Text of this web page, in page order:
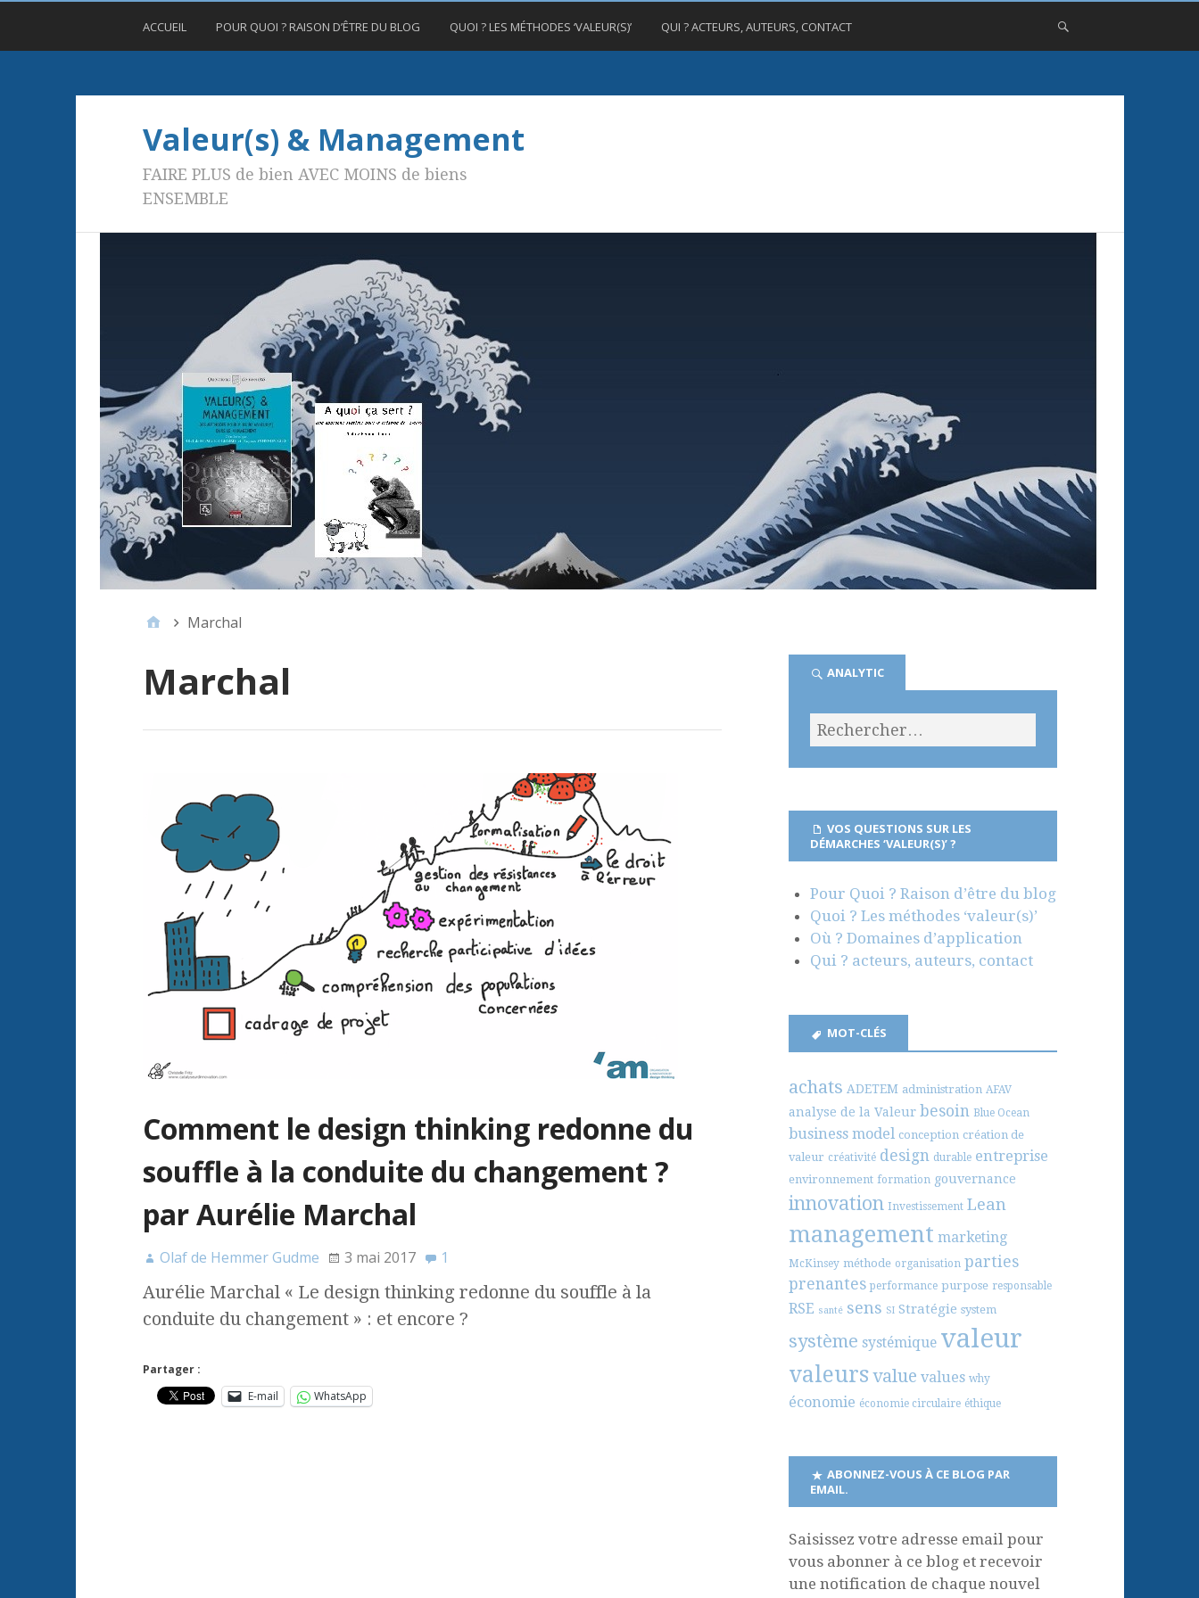
ACCUEIL POUR QUOI ? RAISON D’ÊTRE DU BLOG QUOI ? LES MÉTHODES ‘VALEUR(S)’ QUI ? ACTEURS, AUTEURS, CONTACT
Valeur(s) & Management
FAIRE PLUS de bien AVEC MOINS de biens
ENSEMBLE
Marchal
Marchal
Comment le design thinking redonne du
souffle à la conduite du changement ?
par Aurélie Marchal
Olaf de Hemmer Gudme 3 mai 2017 1
Aurélie Marchal « Le design thinking redonne du souffle à la
conduite du changement » : et encore ?
Partager :
E-mail
WhatsApp
ANALYTIC
VOS QUESTIONS SUR LES
DÉMARCHES ‘VALEUR(S)’ ?
Pour Quoi ? Raison d’être du blog
Quoi ? Les méthodes ‘valeur(s)’
Où ? Domaines d’application
Qui ? acteurs, auteurs, contact
MOT-CLÉS
achats ADETEM administration AFAV
analyse de la Valeur besoin Blue Ocean
business model conception création de
valeur créativité design durable entreprise
environnement formation gouvernance
innovation Investissement Lean
management marketing
McKinsey méthode organisation parties
prenantes performance purpose responsable
RSE santé sens SI Stratégie system
système systémique valeur
valeursvalue values why
économie économie circulaire éthique
ABONNEZ-VOUS À CE BLOG PAR
EMAIL.
Saisissez votre adresse email pour
vous abonner à ce blog et recevoir
une notification de chaque nouvel